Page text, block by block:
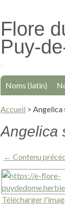
Flore
Puy-
Noms (latin)
Accueil > Angelica
Angelica
← Contenu
Télécharger